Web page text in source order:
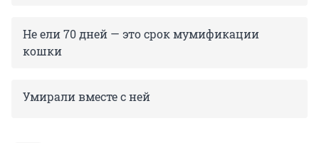
Не ели 70 дней — это срок мумификации
кошки
Умирали вместе с ней